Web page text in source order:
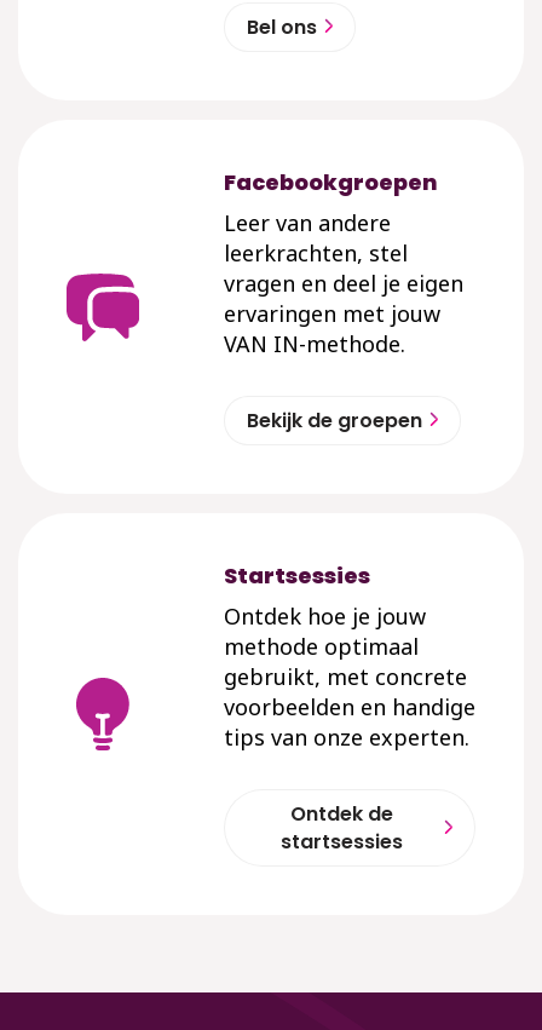
Bel ons
Facebookgroepen
Leer van andere
leerkrachten, stel
vragen en deel je eigen
ervaringen met jouw
VAN IN-methode.
Bekijk de groepen
Startsessies
Ontdek hoe je jouw
methode optimaal
gebruikt, met concrete
voorbeelden en handige
tips van onze experten.
Ontdek de
startsessies